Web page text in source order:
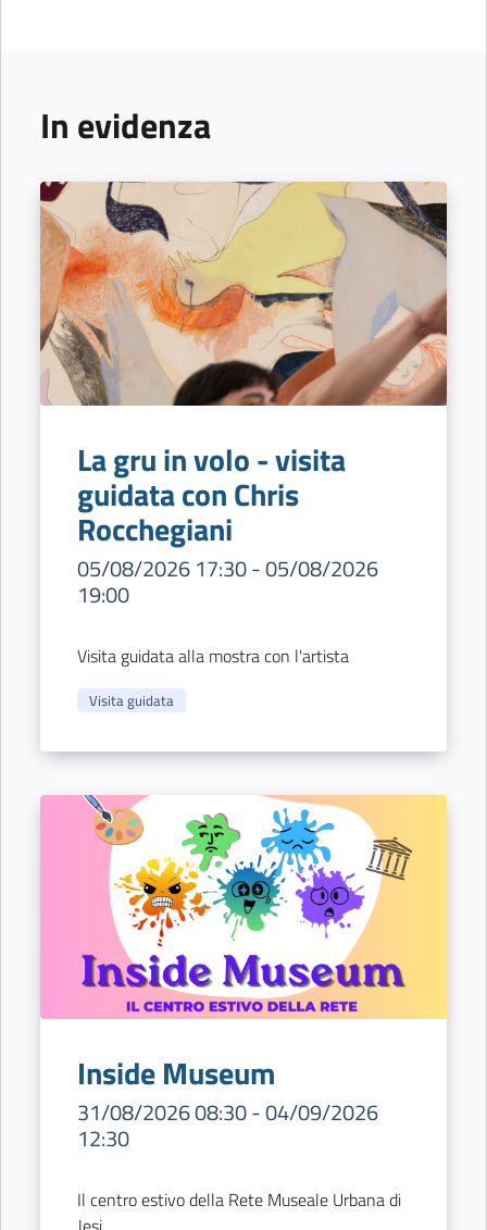
In evidenza
La gru in volo - visita
guidata con Chris
Rocchegiani
05/08/2026 17:30 - 05/08/2026
19:00
Visita guidata alla mostra con l'artista
Visita guidata
Inside Museum
31/08/2026 08:30 - 04/09/2026
12:30
Il centro estivo della Rete Museale Urbana di